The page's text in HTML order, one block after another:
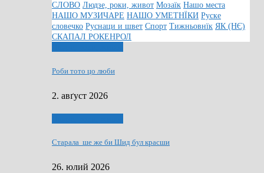
СЛОВО Людзе, роки, живот Мозаїк Нашо места
НАШО МУЗИЧАРЕ НАШО УМЕТНЇКИ Руске
словечко Руснаци и швет Спорт Тижньовнїк ЯК (НЄ)
СКАПАЛ РОКЕНРОЛ
Роби тото цо люби
2. авґуст 2026
Старала ше же би Шид бул красши
26. юлий 2026